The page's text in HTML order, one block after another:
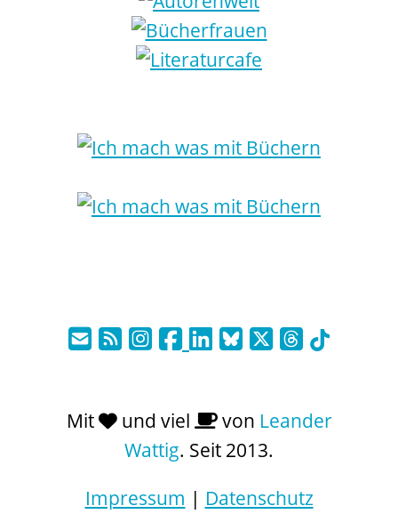
Mit und viel von Leander
Wattig. Seit 2013.
Impressum | Datenschutz